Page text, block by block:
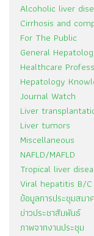
Alcoholic liver
Cirrhosis and
For The Public
General
Healthcare
Hepatology
Journal Watch
Liver
Liver tumors
Miscellaneous
NAFLD/MAFLD
Tropical liver
Viral hepatitis B/C
ข้อมูลการประชุมสมา
ข่าวประชาสัมพันธ์
ภาพจากงานประชุม